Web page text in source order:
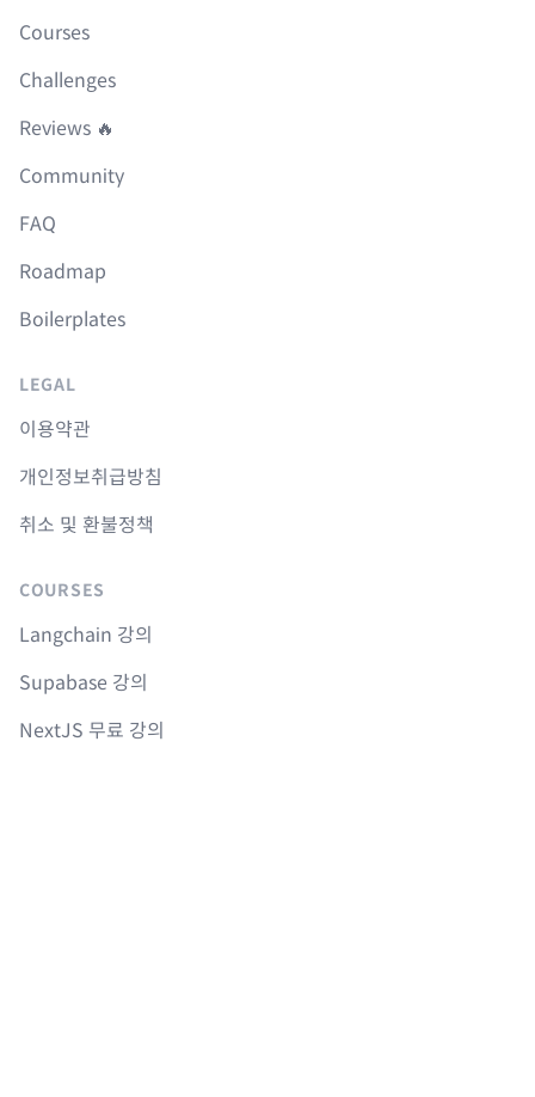
Courses
Challenges
Reviews 🔥
Community
FAQ
Roadmap
Boilerplates
LEGAL
이용약관
개인정보취급방침
취소 및 환불정책
COURSES
Langchain 강의
Supabase 강의
NextJS 무료 강의